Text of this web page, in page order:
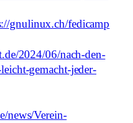
gnulinux.ch/fedicamp
2024/06/nach-den-
gemacht-jeder-
news/Verein-